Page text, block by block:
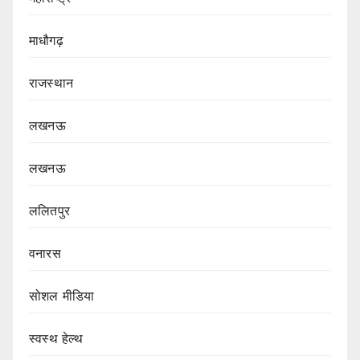
माधौगढ़
राजस्थान
लखनऊ
लखनऊ
ललितपुर
वनारस
सोशल मीडिया
स्वस्थ हेल्थ